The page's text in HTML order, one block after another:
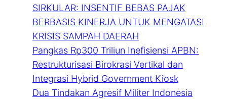
SIRKULAR: INSENTIF BEBAS PAJAK
BERBASIS KINERJA UNTUK MENGATASI
KRISIS SAMPAH DAERAH
Pangkas Rp300 Triliun Inefisiensi APBN:
Restrukturisasi Birokrasi Vertikal dan
Integrasi Hybrid Government Kiosk
Dua Tindakan Agresif Militer Indonesia